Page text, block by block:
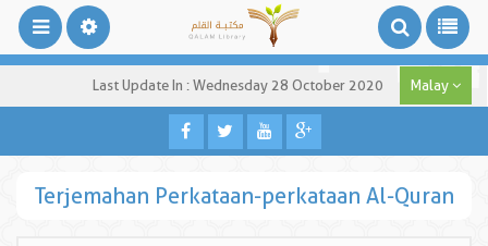
Last Update In : Wednesday 28 October 2020 Malay
Terjemahan Perkataan-perkataan Al-Quran